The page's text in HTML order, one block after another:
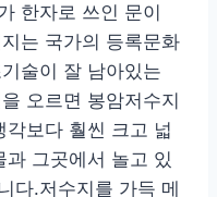
한자로 쓰인 문이
는 국가의 등록문화
술이 잘 남아있는
오르면 봉암저수지
보다 훨씬 크고 넓
그곳에서 놀고 있
다.저수지를 가득 메